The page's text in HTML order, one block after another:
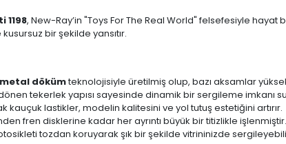
1198, New-Ray’in "Toys For The Real World" felsefesiyle hayat
bir şekilde yansıtır.
dökümteknolojisiyle üretilmiş olup, bazı aksamlar
tekerlek yapısı sayesinde dinamik bir sergileme imkanı
kauçuk lastikler, modelin kalitesini ve yol tutuş estetiğini artırır.
fren disklerine kadar her ayrıntı büyük bir titizlikle işlenmiştir.
tozdan koruyarak şık bir şekilde vitrininizde